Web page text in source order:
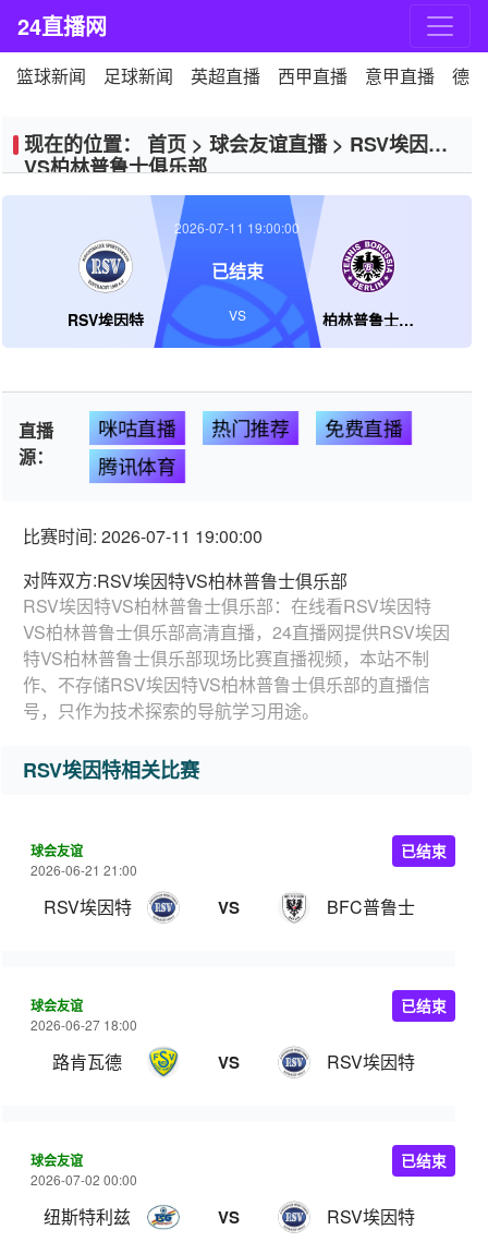
24直播网
篮球新闻 足球新闻 英超直播 西甲直播 意甲直播 德
现在的位置： 首页 > 球会友谊直播> RSV埃因特
VS柏林普鲁士俱乐部
RSV埃因特 柏林普鲁士俱乐部
2026-07-11 19:00:00
已结束
VS
直播
源：
咪咕直播 热门推荐
免费直播
腾讯体育
比赛时间: 2026-07-11 19:00:00
对阵双方:RSV埃因特VS柏林普鲁士俱乐部
RSV埃因特VS柏林普鲁士俱乐部：在线看RSV埃因特
VS柏林普鲁士俱乐部高清直播，24直播网提供RSV埃因
特VS柏林普鲁士俱乐部现场比赛直播视频，本站不制
作、不存储RSV埃因特VS柏林普鲁士俱乐部的直播信
号，只作为技术探索的导航学习用途。
RSV埃因特相关比赛
球会友谊
2026-06-21 21:00
RSV埃因特 VS BFC普鲁士
已结束
球会友谊
2026-06-27 18:00
路肯瓦德 VS RSV埃因特
已结束
球会友谊
2026-07-02 00:00
纽斯特利兹 VS RSV埃因特
已结束